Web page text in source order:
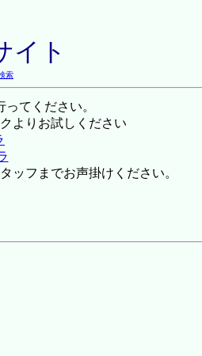
イト
索
てください。
よりお試しください
ッフまでお声掛けください。